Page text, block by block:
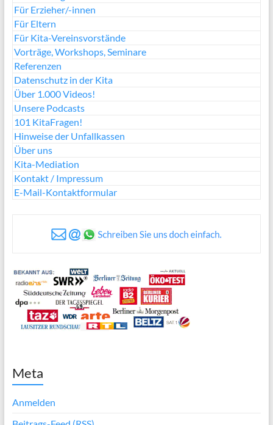
Für Erzieher/-innen
Für Eltern
Für Kita-Vereinsvorstände
Vorträge, Workshops, Seminare
Referenzen
Datenschutz in der Kita
Über 1.000 Videos!
Unsere Podcasts
101 KitaFragen!
Hinweise der Unfallkassen
Über uns
Kita-Mediation
Kontakt / Impressum
E-Mail-Kontaktformular
Meta
Anmelden